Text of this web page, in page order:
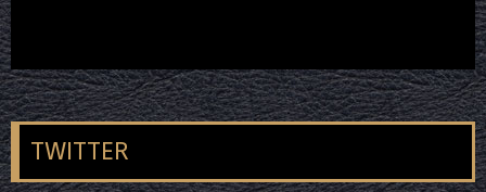
TWITTER